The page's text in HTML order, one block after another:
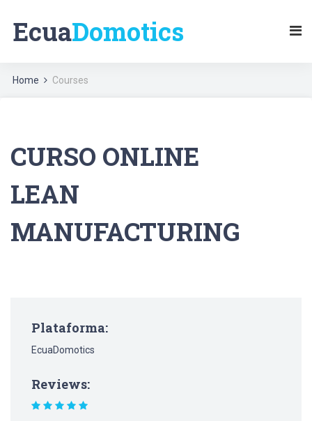
EcuaDomotics
Home Courses
CURSO ONLINE
LEAN
MANUFACTURING
Plataforma:
EcuaDomotics
Reviews: